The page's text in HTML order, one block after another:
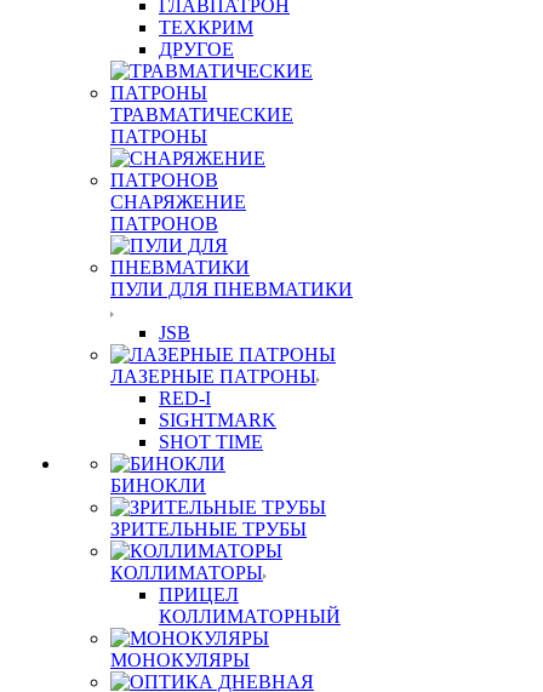
ГЛАВПАТРОН
ТЕХКРИМ
ДРУГОЕ
ТРАВМАТИЧЕСКИЕ
ПАТРОНЫ
СНАРЯЖЕНИЕ
ПАТРОНОВ
ПУЛИ ДЛЯ ПНЕВМАТИКИ
JSB
ЛАЗЕРНЫЕ ПАТРОНЫ
RED-I
SIGHTMARK
SHOT TIME
БИНОКЛИ
ЗРИТЕЛЬНЫЕ ТРУБЫ
КОЛЛИМАТОРЫ
ПРИЦЕЛ
КОЛЛИМАТОРНЫЙ
МОНОКУЛЯРЫ